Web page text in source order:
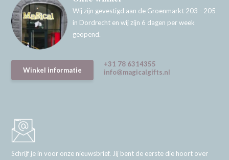
Wij zijn gevestigd aan de Groenmarkt 203 - 205
in Dordrecht en wij zijn 6 dagen per week
geopend.
Winkel informatie
+31 78 6314355
info@magicalgifts.nl
Schrijf je in voor onze nieuwsbrief. Jij bent de eerste die hoort over